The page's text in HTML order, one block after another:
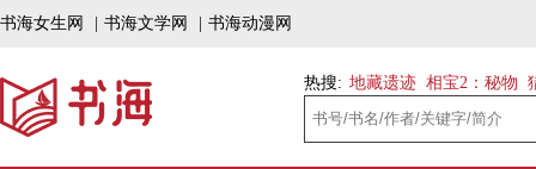
书海女生网 书海文学网 书海动漫网
热搜: 地藏遗迹 相宝2：秘物